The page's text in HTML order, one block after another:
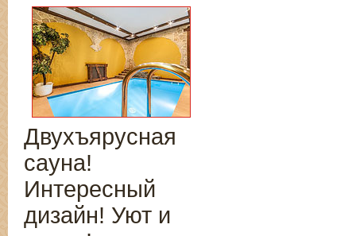
Двухъярусная
сауна!
Интересный
дизайн! Уют и